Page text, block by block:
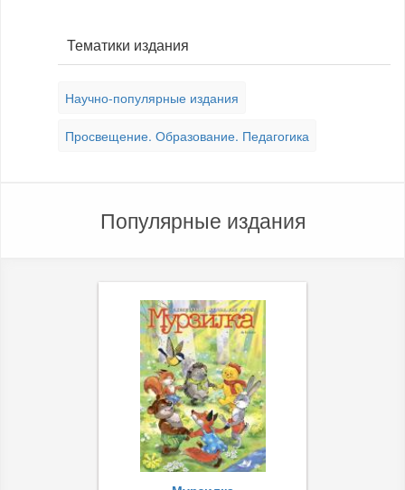
Тематики издания
Научно-популярные издания
Просвещение. Образование. Педагогика
Популярные издания